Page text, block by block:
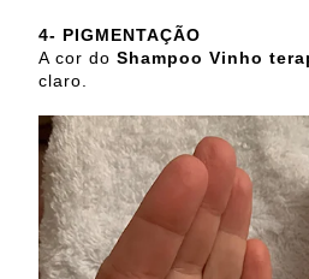
4- PIGMENTAÇÃO
A cor do Shampoo Vinho
claro.